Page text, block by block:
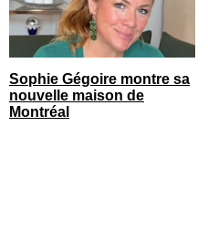
Sophie Gégoire montre sa
nouvelle maison de
Montréal